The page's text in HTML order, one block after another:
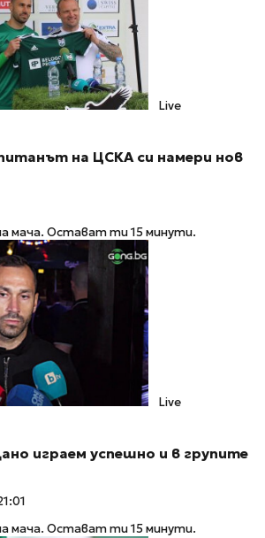
Live
на ЦСКА си намери нов
мача. Остават ти 15 минути.
Live
играем успешно и в групите
мача. Остават ти 15 минути.